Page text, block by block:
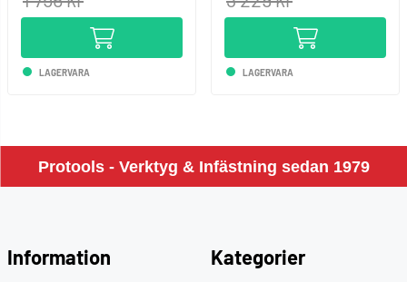
LAGERVARA LAGERVARA
Protools - Verktyg & Infästning sedan 1979
Information Kategorier